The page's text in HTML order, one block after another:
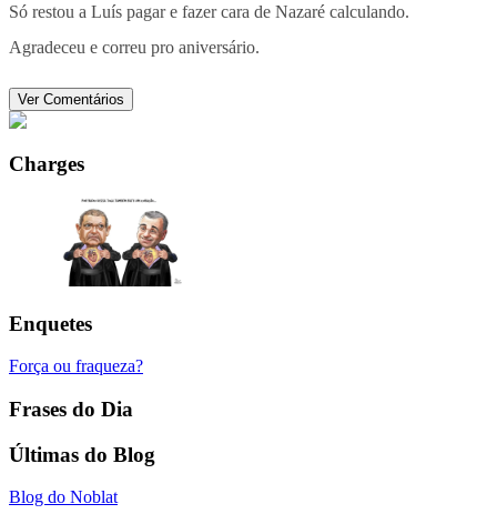
Só restou a Luís pagar e fazer cara de Nazaré calculando.
Agradeceu e correu pro aniversário.
Ver Comentários
Charges
Enquetes
Força ou fraqueza?
Frases do Dia
Últimas do Blog
Blog do Noblat